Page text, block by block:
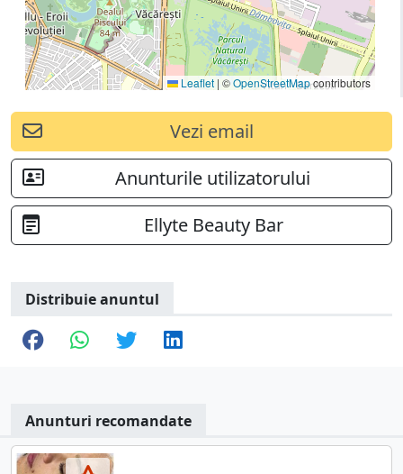
Leaflet | ©OpenStreetMapcontributors
Vezi email
Anunturile utilizatorului
Ellyte Beauty Bar
Distribuie anuntul
Anunturi recomandate